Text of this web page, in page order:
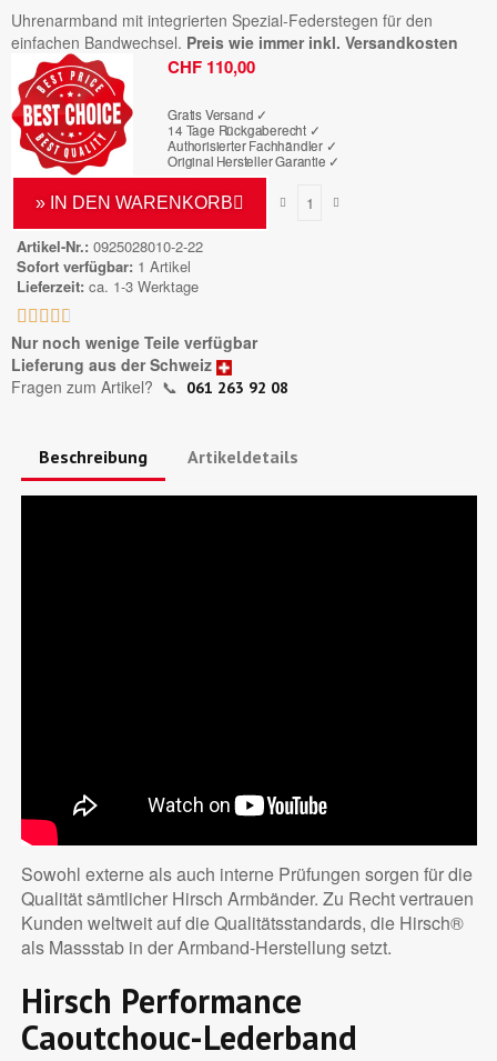
Uhrenarmband mit integrierten Spezial-Federstegen für den
einfachen Bandwechsel. Preis wie immer inkl. Versandkosten
CHF 110,00
Gratis Versand ✓
14 Tage Rückgaberecht ✓
Authorisierter Fachhändler ✓
Original Hersteller Garantie ✓
» IN DEN WARENKORB
Artikel-Nr. 0925028010-2-22
Sofort verfügbar 1 Artikel
Lieferzeit ca. 1-3 Werktage
    
Nur noch wenige Teile verfügbar
Lieferung aus der Schweiz
Fragen zum Artikel? 📞 061 263 92 08
Beschreibung Artikeldetails
Sowohl externe als auch interne Prüfungen sorgen für die
Qualität sämtlicher Hirsch Armbänder. Zu Recht vertrauen
Kunden weltweit auf die Qualitätsstandards, die Hirsch®
als Massstab in der Armband-Herstellung setzt.
Hirsch Performance
Caoutchouc-Lederband